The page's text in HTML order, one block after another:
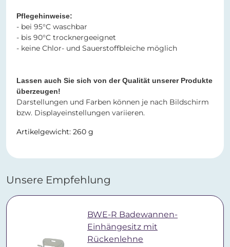
Pflegehinweise:
- bei 95°C waschbar
- bis 90°C trocknergeeignet
- keine Chlor- und Sauerstoffbleiche möglich
Lassen auch Sie sich von der Qualität unserer Produkte
überzeugen!
Darstellungen und Farben können je nach Bildschirm
bzw. Displayeinstellungen variieren.
Artikelgewicht: 260 g
Unsere Empfehlung
BWE-R Badewannen-
Einhängesitz mit
Rückenlehne